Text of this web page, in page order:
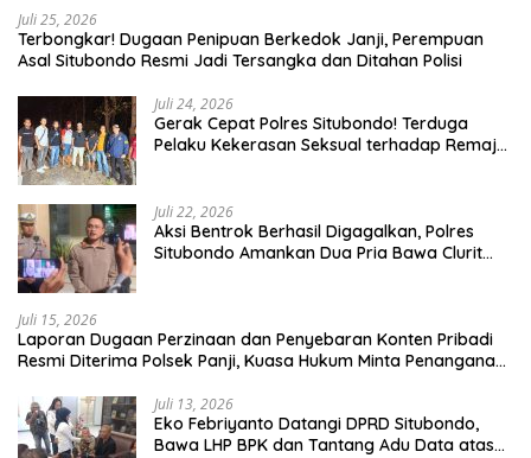
Juli 25, 2026
Terbongkar! Dugaan Penipuan Berkedok Janji, Perempuan
Asal Situbondo Resmi Jadi Tersangka dan Ditahan Polisi
Juli 24, 2026
Gerak Cepat Polres Situbondo! Terduga
Pelaku Kekerasan Seksual terhadap Remaja
Juli 22, 2026
Aksi Bentrok Berhasil Digagalkan, Polres
Situbondo Amankan Dua Pria Bawa Clurit
Juli 15, 2026
Laporan Dugaan Perzinaan dan Penyebaran Konten Pribadi
Resmi Diterima Polsek Panji, Kuasa Hukum Minta Penanganan
Juli 13, 2026
Eko Febriyanto Datangi DPRD Situbondo,
Bawa LHP BPK dan Tantang Adu Data atas